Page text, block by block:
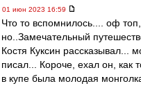
01 июн 2023 16:59
Что то вспомнилось.... оф топ,
но..Замечательный
Костя Куксин рассказывал...
писал... Короче, ехал он, как
в купе была молодая